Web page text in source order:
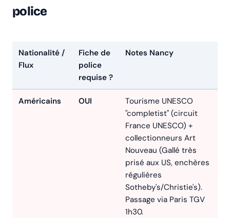
police
Nationalité /
Flux
Fiche de
police
requise ?
Notes Nancy
Américains OUI
Tourisme UNESCO
"completist" (circuit
France UNESCO) +
collectionneurs Art
Nouveau (Gallé très
prisé aux US, enchères
régulières
Sotheby's/Christie's).
Passage via Paris TGV
1h30.